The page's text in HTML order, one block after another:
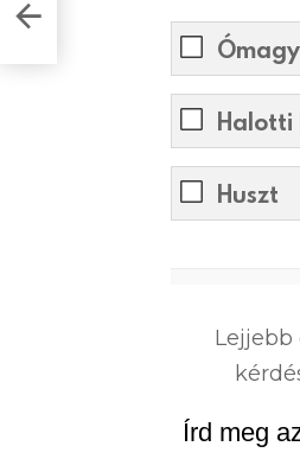
Halotti
Huszt
Lejjebb
Írd meg